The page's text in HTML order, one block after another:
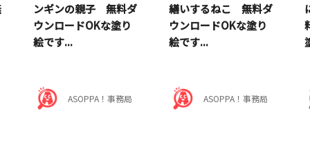
ンギンの親子 無料ダ
ウンロードOKな塗り
絵です...
ASOPPA！事務局
繕いするねこ 無料ダ
ウンロードOKな塗り
絵です...
ASOPPA！事務局